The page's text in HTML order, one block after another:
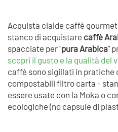
Acquista cialde caffè
stanco di acquistare caffè
spacciate per "pura Arabica"
scopri il gusto e la qualità del
caffè sono sigillati in pratiche
compostabili filtro carta -
essere usate con la Moka o
ecologiche (no capsule di